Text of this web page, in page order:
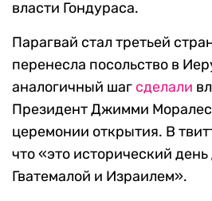
власти Гондураса.
Парагвай стал третьей
перенесла посольство в
аналогичный шаг сделали
Президент Джимми
церемонии открытия. В
что «это исторический
Гватемалой и Израилем».